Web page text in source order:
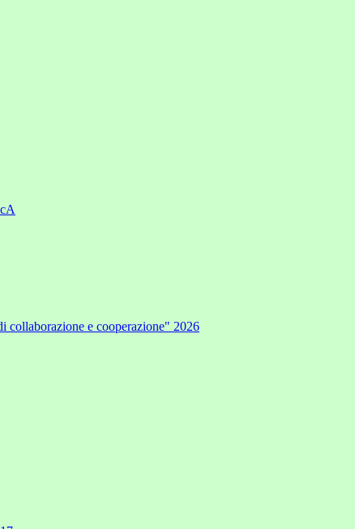
collaborazione e cooperazione" 2026